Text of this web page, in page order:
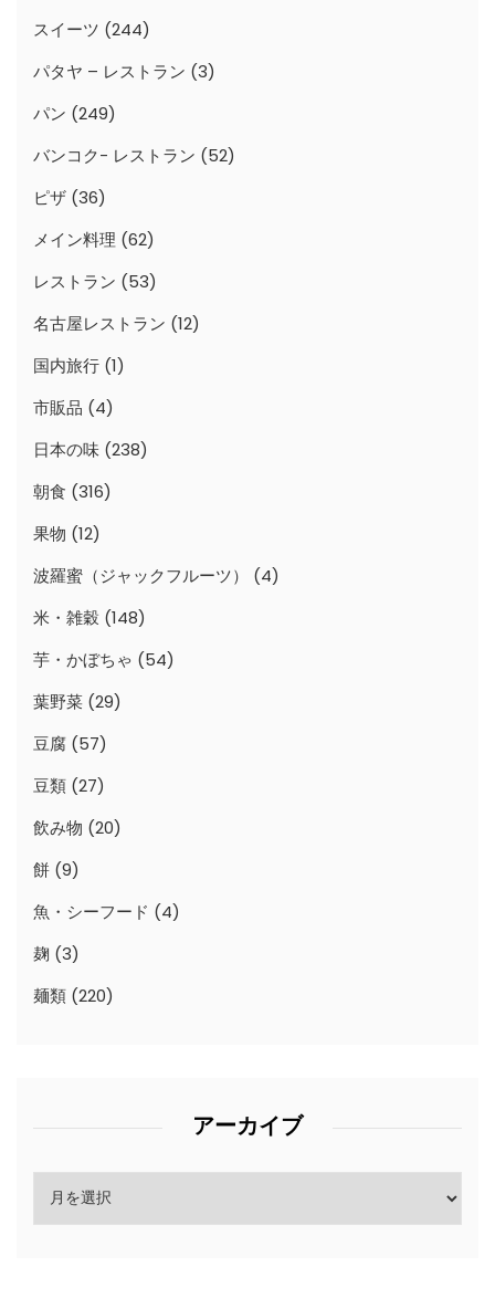
スイーツ (244)
パタヤ – レストラン (3)
パン (249)
バンコク- レストラン (52)
ピザ (36)
メイン料理 (62)
レストラン (53)
名古屋レストラン (12)
国内旅行 (1)
市販品 (4)
日本の味 (238)
朝食 (316)
果物 (12)
波羅蜜（ジャックフルーツ）
(4)
米・雑穀 (148)
芋・かぼちゃ (54)
葉野菜 (29)
豆腐 (57)
豆類 (27)
飲み物 (20)
餅 (9)
魚・シーフード (4)
麹 (3)
麺類 (220)
アーカイブ